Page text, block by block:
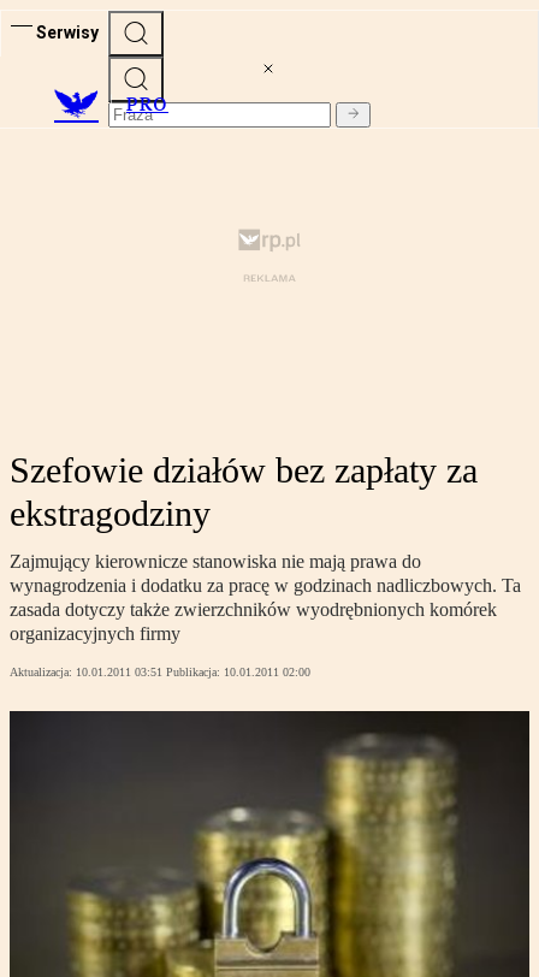
Serwisy
PRO
Szefowie działów bez zapłaty za
ekstragodziny
Zajmujący kierownicze stanowiska nie mają prawa do
wynagrodzenia i dodatku za pracę w godzinach nadliczbowych. Ta
zasada dotyczy także zwierzchników wyodrębnionych komórek
organizacyjnych firmy
Aktualizacja: 10.01.2011 03:51 Publikacja: 10.01.2011 02:00